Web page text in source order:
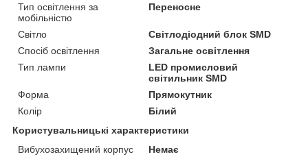
Тип освітлення за
мобільністю
Переносне
Світло
Світлодіодний блок SMD
Спосіб освітлення
Загальне освітлення
Тип лампи
LED промисловий
світильник SMD
Форма
Прямокутник
Колір
Білий
Користувальницькі характеристики
Вибухозахищений корпус
Немає